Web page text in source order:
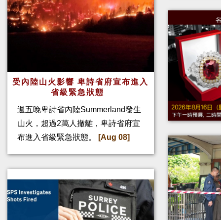
受內陸山火影響 卑詩省府宣布進入
省級緊急狀態
週五晚卑詩省內陸Summerland發生
山火，超過2萬人撤離，卑詩省府宣
布進入省級緊急狀態。
[Aug 08]